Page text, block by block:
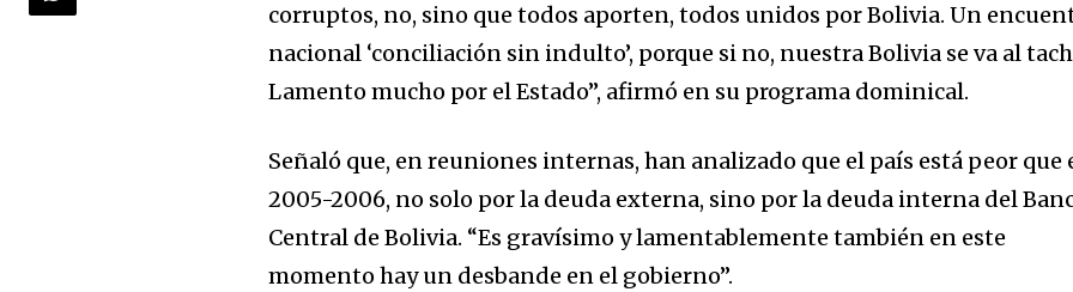
corruptos, no, sino que todos aporten, todos unidos por Bolivia. Un
nacional ‘conciliación sin indulto’, porque si no, nuestra Bolivia se va al
Lamento mucho por el Estado”, afirmó en su programa dominical.
Señaló que, en reuniones internas, han analizado que el país está peor que
2005-2006, no solo por la deuda externa, sino por la deuda interna del
Central de Bolivia. “Es gravísimo y lamentablemente también en este
momento hay un desbande en el gobierno”.